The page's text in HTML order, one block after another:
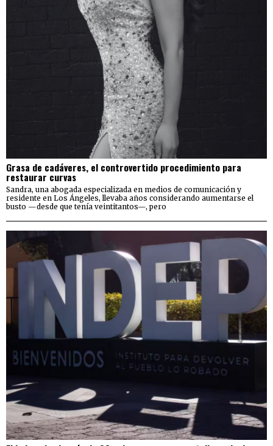
Grasa de cadáveres, el controvertido procedimiento para
restaurar curvas
Sandra, una abogada especializada en medios de comunicación y
residente en Los Ángeles, llevaba años considerando aumentarse el
busto —desde que tenía veintitantos—, pero